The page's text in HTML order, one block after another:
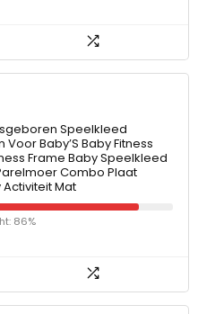
Speelkleed
Baby’S Baby Fitness
Frame Baby Speelkleed
Combo Plaat
Activiteit Mat
86%